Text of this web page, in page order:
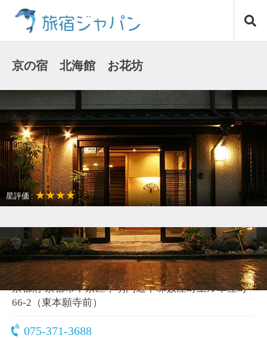
ス
キ
ッ
旅宿ジャパン
京の宿 北海館 お花坊
星評価 :★★★★
アクセスが良い
〒600-8158
京都府 京都市下京区不明門通下珠数屋町上ル卓屋町
66-2（東本願寺前）
075-371-3688